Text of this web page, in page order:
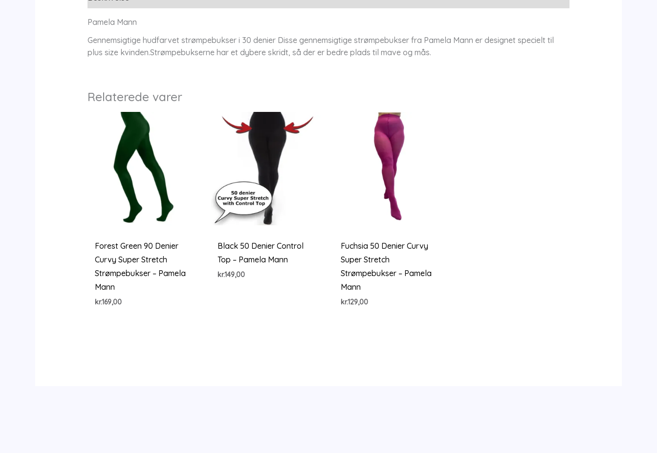
Pamela Mann
Gennemsigtige hudfarvet strømpebukser i 30 denier Disse gennemsigtige strømpebukser fra Pamela Mann er designet specielt til
plus size kvinden.Strømpebukserne har et dybere skridt, så der er bedre plads til mave og mås.
Relaterede varer
Forest Green 90 Denier
Curvy Super Stretch
Strømpebukser – Pamela
Mann
kr.169,00
Black 50 Denier Control
Top – Pamela Mann
kr.149,00
Fuchsia 50 Denier Curvy
Super Stretch
Strømpebukser – Pamela
Mann
kr.129,00